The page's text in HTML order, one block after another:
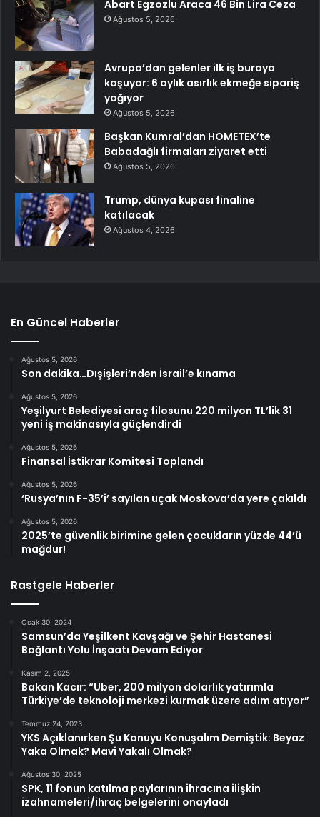
Abart Egzozlu Araca 46 Bin Lira Ceza
Ağustos 5, 2026
Avrupa’dan gelenler ilk iş buraya
koşuyor: 6 aylık asırlık ekmeğe sipariş
yağıyor
Ağustos 5, 2026
Başkan Kumral’dan HOMETEX’te
Babadağlı firmaları ziyaret etti
Ağustos 5, 2026
Trump, dünya kupası finaline
katılacak
Ağustos 4, 2026
En Güncel Haberler
Ağustos 5, 2026
Son dakika…Dışişleri’nden İsrail’e kınama
Ağustos 5, 2026
Yeşilyurt Belediyesi araç filosunu 220 milyon TL’lik 31
yeni iş makinasıyla güçlendirdi
Ağustos 5, 2026
Finansal İstikrar Komitesi Toplandı
Ağustos 5, 2026
‘Rusya’nın F-35’i’ sayılan uçak Moskova’da yere çakıldı
Ağustos 5, 2026
2025’te güvenlik birimine gelen çocukların yüzde 44’ü
mağdur!
Rastgele Haberler
Ocak 30, 2024
Samsun’da Yeşilkent Kavşağı ve Şehir Hastanesi
Bağlantı Yolu İnşaatı Devam Ediyor
Kasım 2, 2025
Bakan Kacır: “Uber, 200 milyon dolarlık yatırımla
Türkiye’de teknoloji merkezi kurmak üzere adım atıyor”
Temmuz 24, 2023
YKS Açıklanırken Şu Konuyu Konuşalım Demiştik: Beyaz
Yaka Olmak? Mavi Yakalı Olmak?
Ağustos 30, 2025
SPK, 11 fonun katılma paylarının ihracına ilişkin
izahnameleri/ihraç belgelerini onayladı